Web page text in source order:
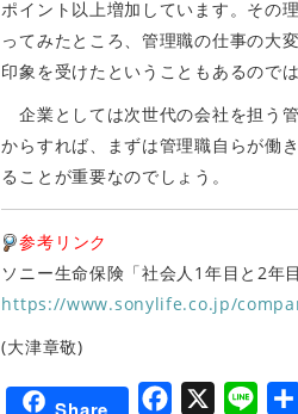
ポイント以上増加しています。その
ってみたところ、管理職の仕事の大
印象を受けたということもあるので
企業としては次世代の会社を担う
からすれば、まずは管理職自らが働
ることが重要なのでしょう。
参考リンク
ソニー生命保険「社会人1年目と2年
https://www.sonylife.co.jp/
(大津章敬)
Share